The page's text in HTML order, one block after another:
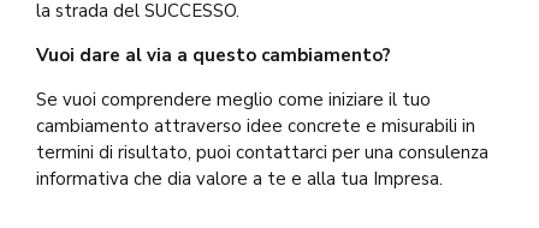
la strada del SUCCESSO.
Vuoi dare al via a questo cambiamento?
Se vuoi comprendere meglio come iniziare il tuo
cambiamento attraverso idee concrete e misurabili in
termini di risultato, puoi contattarci per una consulenza
informativa che dia valore a te e alla tua Impresa.